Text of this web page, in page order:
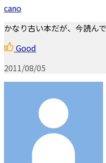
cano
かなり古い本だが、今読んで
Good
2011/08/05